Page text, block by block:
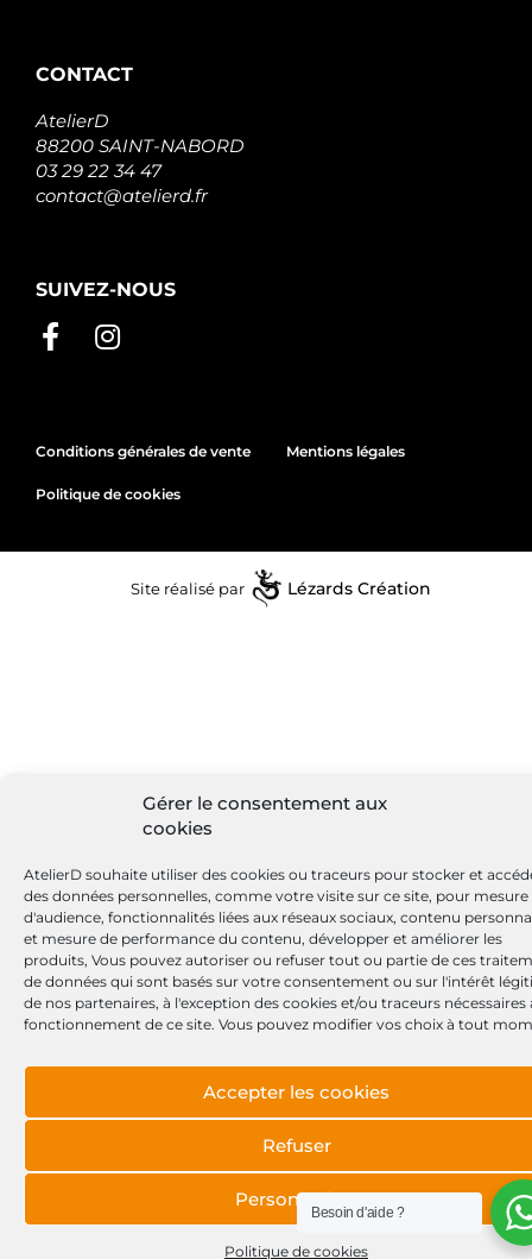
Gérer le consentement aux
cookies
AtelierD souhaite utiliser des cookies ou traceurs pour stocker et
des données personnelles, comme votre visite sur ce site, pour mesure
d'audience, fonctionnalités liées aux réseaux sociaux, contenu
et mesure de performance du contenu, développer et améliorer les
produits, Vous pouvez autoriser ou refuser tout ou partie de ces
de données qui sont basés sur votre consentement ou sur l'intérêt
de nos partenaires, à l'exception des cookies et/ou traceurs nécessaires
fonctionnement de ce site. Vous pouvez modifier vos choix à tout
Accepter les cookies
Refuser
Personnaliser
Politique de cookies
CONTACT
AtelierD
88200 SAINT-NABORD
03 29 22 34 47
contact@atelierd.fr
SUIVEZ-NOUS
Conditions générales de vente Mentions légales
Politique de cookies
Site réalisé par Lézards Création
Besoin d'aide ?